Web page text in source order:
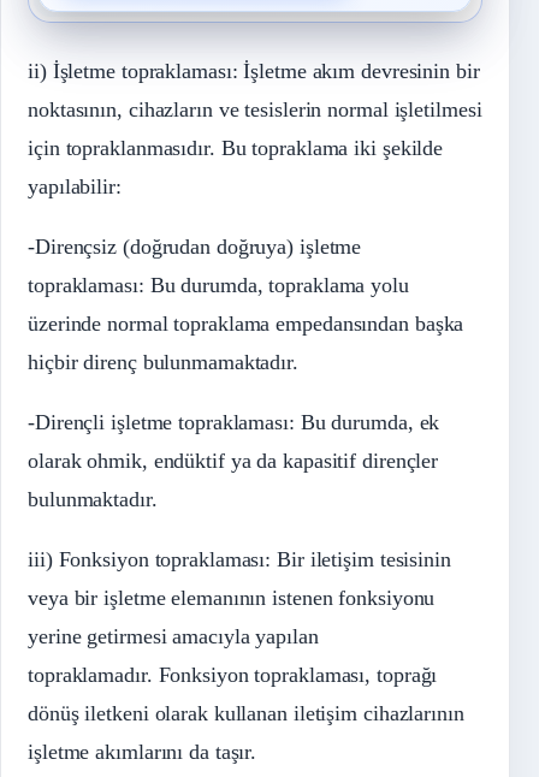
ii) İşletme topraklaması: İşletme akım devresinin bir
noktasının, cihazların ve tesislerin normal işletilmesi
için topraklanmasıdır. Bu topraklama iki şekilde
yapılabilir:
-Dirençsiz (doğrudan doğruya) işletme
topraklaması: Bu durumda, topraklama yolu
üzerinde normal topraklama empedansından başka
hiçbir direnç bulunmamaktadır.
-Dirençli işletme topraklaması: Bu durumda, ek
olarak ohmik, endüktif ya da kapasitif dirençler
bulunmaktadır.
iii) Fonksiyon topraklaması: Bir iletişim tesisinin
veya bir işletme elemanının istenen fonksiyonu
yerine getirmesi amacıyla yapılan
topraklamadır. Fonksiyon topraklaması, toprağı
dönüş iletkeni olarak kullanan iletişim cihazlarının
işletme akımlarını da taşır.